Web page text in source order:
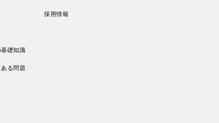
礎知識
る問題
採用情報